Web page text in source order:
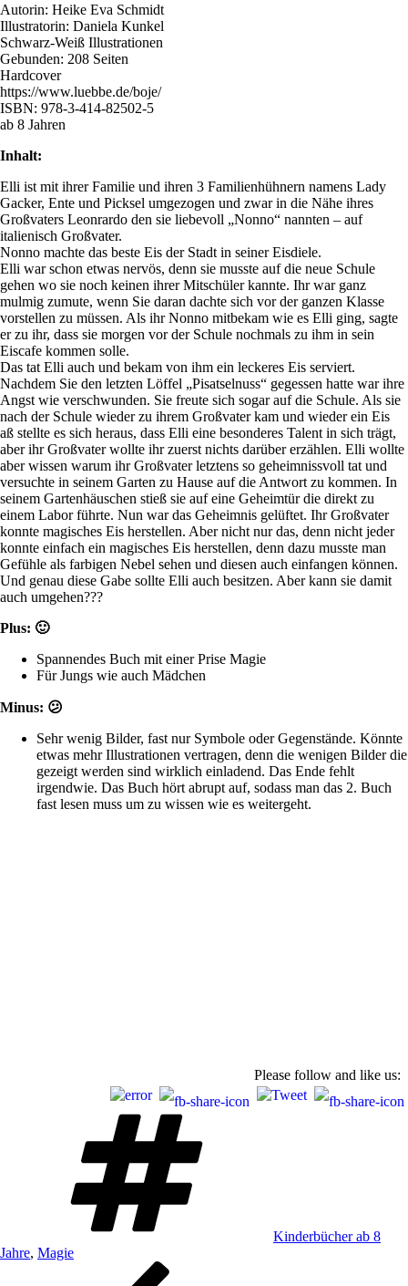
Autorin: Heike Eva Schmidt
Illustratorin: Daniela Kunkel
Schwarz-Weiß Illustrationen
Gebunden: 208 Seiten
Hardcover
https://www.luebbe.de/boje/
ISBN: 978-3-414-82502-5
ab 8 Jahren
Inhalt:
Elli ist mit ihrer Familie und ihren 3 Familienhühnern namens Lady
Gacker, Ente und Picksel umgezogen und zwar in die Nähe ihres
Großvaters Leonrardo den sie liebevoll „Nonno“ nannten – auf
italienisch Großvater.
Nonno machte das beste Eis der Stadt in seiner Eisdiele.
Elli war schon etwas nervös, denn sie musste auf die neue Schule
gehen wo sie noch keinen ihrer Mitschüler kannte. Ihr war ganz
mulmig zumute, wenn Sie daran dachte sich vor der ganzen Klasse
vorstellen zu müssen. Als ihr Nonno mitbekam wie es Elli ging, sagte
er zu ihr, dass sie morgen vor der Schule nochmals zu ihm in sein
Eiscafe kommen solle.
Das tat Elli auch und bekam von ihm ein leckeres Eis serviert.
Nachdem Sie den letzten Löffel „Pisatselnuss“ gegessen hatte war ihre
Angst wie verschwunden. Sie freute sich sogar auf die Schule. Als sie
nach der Schule wieder zu ihrem Großvater kam und wieder ein Eis
aß stellte es sich heraus, dass Elli eine besonderes Talent in sich trägt,
aber ihr Großvater wollte ihr zuerst nichts darüber erzählen. Elli wollte
aber wissen warum ihr Großvater letztens so geheimnissvoll tat und
versuchte in seinem Garten zu Hause auf die Antwort zu kommen. In
seinem Gartenhäuschen stieß sie auf eine Geheimtür die direkt zu
einem Labor führte. Nun war das Geheimnis gelüftet. Ihr Großvater
konnte magisches Eis herstellen. Aber nicht nur das, denn nicht jeder
konnte einfach ein magisches Eis herstellen, denn dazu musste man
Gefühle als farbigen Nebel sehen und diesen auch einfangen können.
Und genau diese Gabe sollte Elli auch besitzen. Aber kann sie damit
auch umgehen???
Plus: 🙂
Spannendes Buch mit einer Prise Magie
Für Jungs wie auch Mädchen
Minus: 😕
Sehr wenig Bilder, fast nur Symbole oder Gegenstände. Könnte
etwas mehr Illustrationen vertragen, denn die wenigen Bilder die
gezeigt werden sind wirklich einladend. Das Ende fehlt
irgendwie. Das Buch hört abrupt auf, sodass man das 2. Buch
fast lesen muss um zu wissen wie es weitergeht.
Please follow and like us:
Schlagwörter
Kinderbücher ab 8
Jahre, Magie
Beitragsnavigation